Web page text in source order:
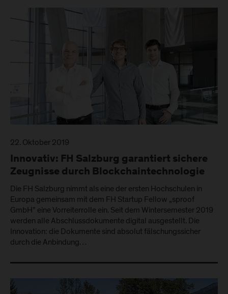
22. Oktober 2019
Innovativ: FH Salzburg garantiert sichere
Zeugnisse durch Blockchaintechnologie
Die FH Salzburg nimmt als eine der ersten Hochschulen in
Europa gemeinsam mit dem FH Startup Fellow „sproof
GmbH” eine Vorreiterrolle ein. Seit dem Wintersemester 2019
werden alle Abschlussdokumente digital ausgestellt. Die
Innovation: die Dokumente sind absolut fälschungssicher
durch die Anbindung…